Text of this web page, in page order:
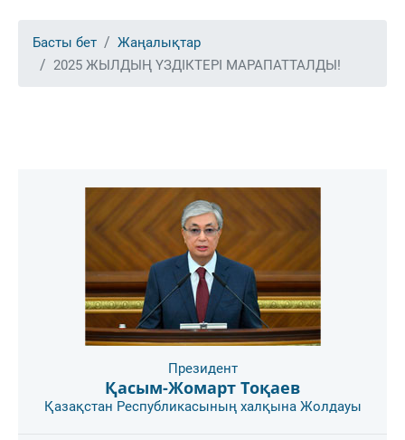
Басты бет
Жаңалықтар
2025 ЖЫЛДЫҢ ҮЗДІКТЕРІ МАРАПАТТАЛДЫ!
Президент
Қасым-Жомарт Тоқаев
Қазақстан Республикасының халқына Жолдауы